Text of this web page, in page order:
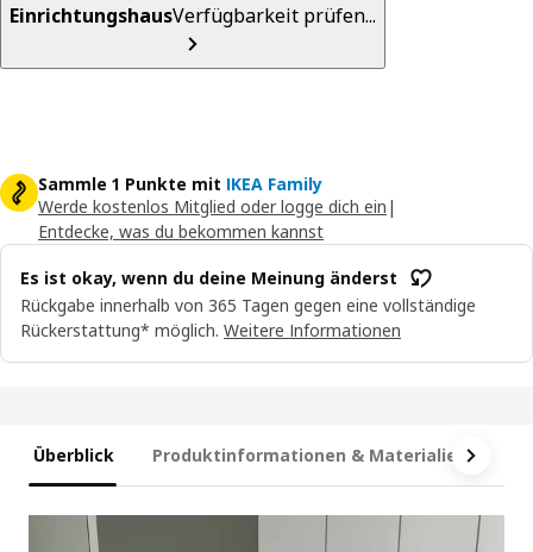
EinrichtungshausVerfügbarkeit prüfen...
Sammle 1 Punkte mit IKEA Family
Werde kostenlos Mitglied oder logge dich ein |
Entdecke, was du bekommen kannst
Es ist okay, wenn du deine Meinung änderst
Rückgabe innerhalb von 365 Tagen gegen eine vollständige
Rückerstattung* möglich. Weitere Informationen
Überblick Produktinformationen & Materialien